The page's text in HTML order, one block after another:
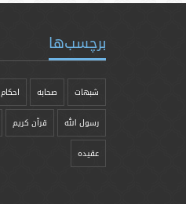
برچسب‌ها
شبهات صحابه احکام
رسول الله قرآن کریم
عقیده